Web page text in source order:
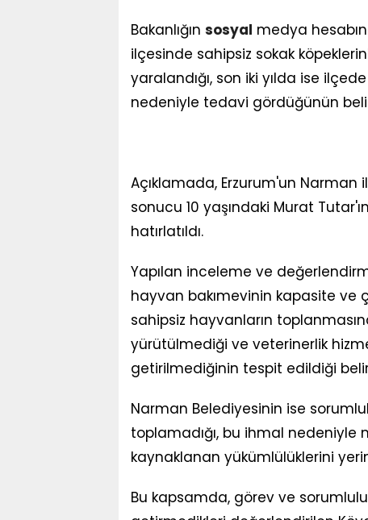
Bakanlığın sosyal medya
ilçesinde sahipsiz sokak
yaralandığı, son iki yılda ise
nedeniyle tedavi gördüğünün
Açıklamada, Erzurum'un Narman
sonucu 10 yaşındaki Murat
hatırlatıldı.
Yapılan inceleme ve
hayvan bakımevinin kapasite ve
sahipsiz hayvanların
yürütülmediği ve veterinerlik
getirilmediğinin tespit edildiği
Narman Belediyesinin ise
toplamadığı, bu ihmal nedeniyle
kaynaklanan yükümlülüklerini
Bu kapsamda, görev ve